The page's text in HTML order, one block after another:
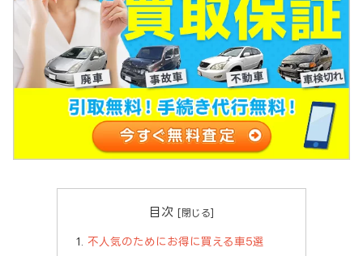
目次
不人気のためにお得に買える車5選